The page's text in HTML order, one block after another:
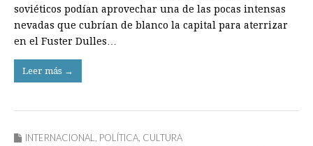
soviéticos podían aprovechar una de las pocas intensas
nevadas que cubrían de blanco la capital para aterrizar
en el Fuster Dulles…
Leer más →
INTERNACIONAL, POLÍTICA, CULTURA